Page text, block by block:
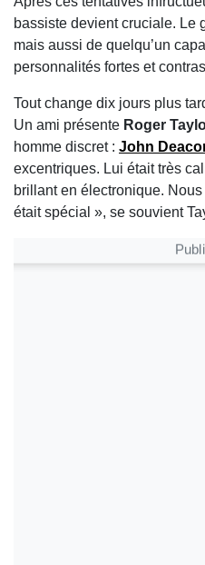
bassiste devient cruciale. Le
mais aussi de quelqu’un
personnalités fortes et
Tout change dix jours plus
Un ami présente Roger
homme discret : John
excentriques. Lui était très
brillant en électronique. Nous
était spécial », se souvient